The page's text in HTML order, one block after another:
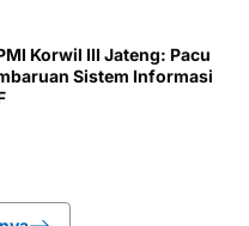
Korwil III Jateng: Pacu
Sistem Informasi